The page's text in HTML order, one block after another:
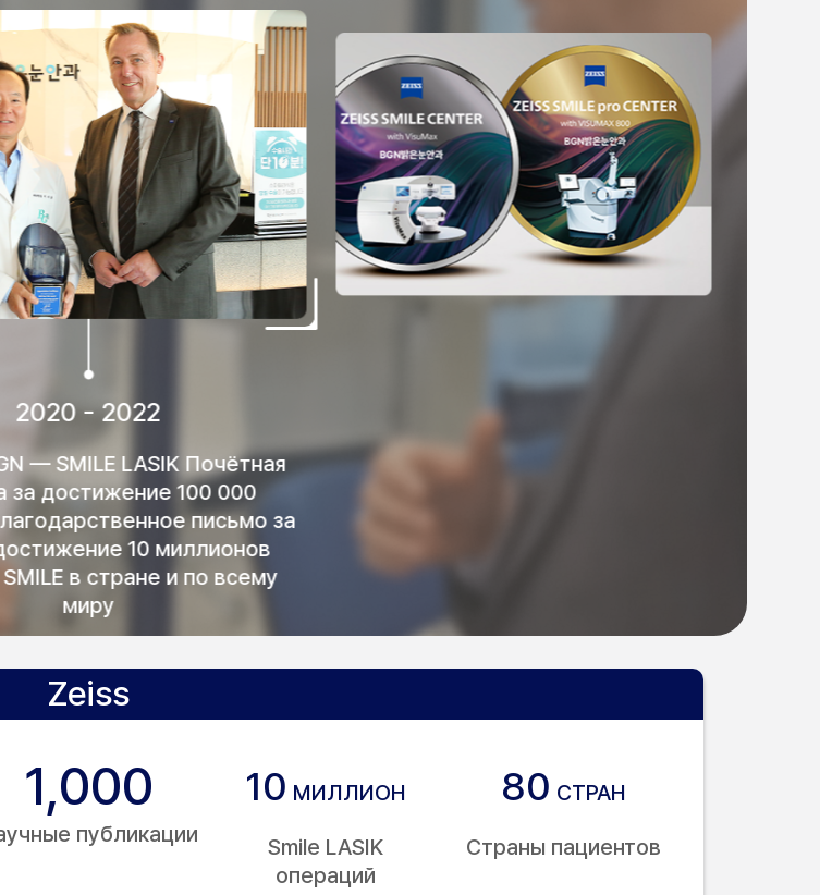
2023 ~
в форуме KOREA SMILE
клиника
Оснащена технологиями
SMILE и SMILE Pro
Zeiss
1,000
публикации
10 МИЛЛИОН
Smile LASIK
операций
80 СТРАН
Страны пациентов